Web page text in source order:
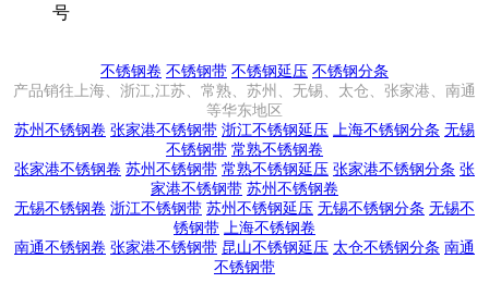
号
不锈钢卷 不锈钢带 不锈钢延压 不锈钢分条
产品销往上海、浙江,江苏、常熟、苏州、无锡、太仓、张家港、南通
等华东地区
苏州不锈钢卷 张家港不锈钢带 浙江不锈钢延压 上海不锈钢分条 无锡
不锈钢带 常熟不锈钢卷
张家港不锈钢卷 苏州不锈钢带 常熟不锈钢延压 张家港不锈钢分条 张
家港不锈钢带 苏州不锈钢卷
无锡不锈钢卷 浙江不锈钢带 苏州不锈钢延压 无锡不锈钢分条 无锡不
锈钢带
上海不锈钢卷
南通不锈钢卷 张家港不锈钢带 昆山不锈钢延压 太仓不锈钢分条 南通
不锈钢带